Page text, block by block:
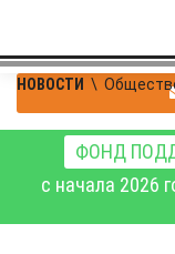
НОВОСТИ \
ФОНД
с начала 2026